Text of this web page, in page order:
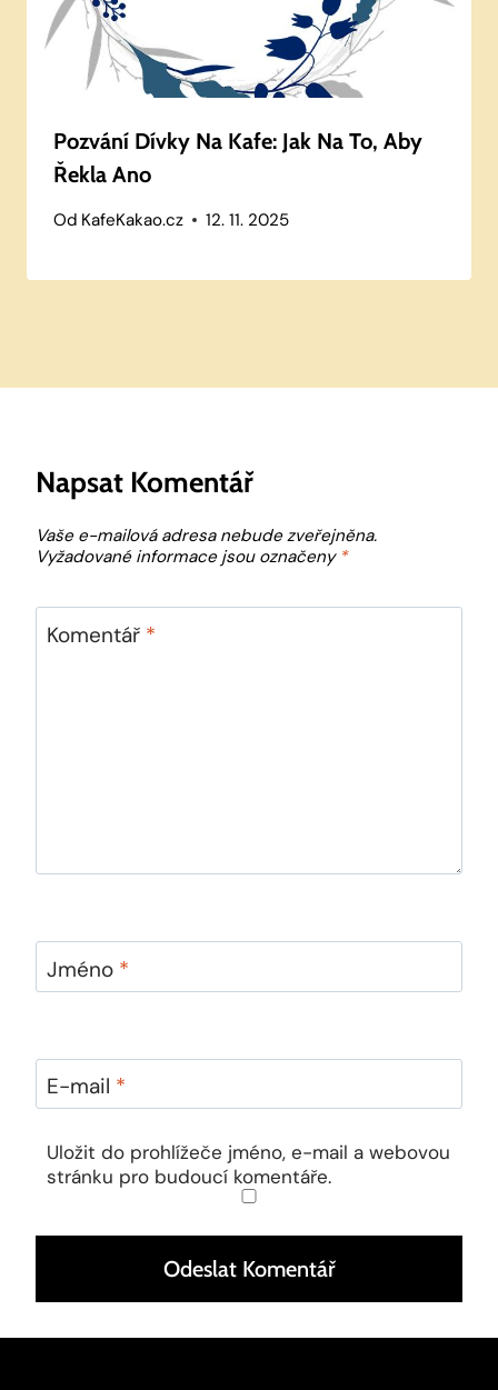
Pozvání Dívky Na Kafe: Jak Na To, Aby
Řekla Ano
Od KafeKakao.cz 12. 11. 2025
Napsat Komentář
Vaše e-mailová adresa nebude zveřejněna.
Vyžadované informace jsou označeny *
Komentář *
Jméno *
E-mail *
Uložit do prohlížeče jméno, e-mail a webovou
stránku pro budoucí komentáře.